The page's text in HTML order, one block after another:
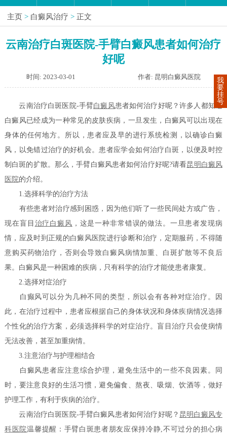
主页 > 白癜风治疗 > 正文
云南治疗白斑医院-手臂白癜风患者如何治疗
好呢
时间: 2023-03-01 作者: 昆明白癜风医院
云南治疗白斑医院-手臂白癜风患者如何治疗好呢？许多人都知道
白癜风已经成为一种常见的皮肤疾病，一旦发生，白癜风可以出现在
身体的任何地方。所以，患者应及早的进行系统检测，以确诊白癜
风，以免错过治疗的好机会。患者应学会如何治疗白斑，以便及时控
制白斑的扩散。那么，手臂白癜风患者如何治疗好呢?请看昆明白癜风
医院的介绍。
1.选择科学的治疗方法
有些患者对治疗感到困惑，因为他们听了一些民间处方或广告，
现在盲目 治疗白癜风 ，这是一种非常错误的做法。一旦患者发现病
情，应及时到正规的白癜风医院进行诊断和治疗，定期服药，不得随
意购买药物治疗，否则会导致白癜风病情加重、白斑扩散等不良后
果。白癜风是一种困难的疾病，只有科学的治疗才能使患者康复。
2.选择对症治疗
白癫风可以分为几种不同的类型，所以会有各种对症治疗。因
此，在治疗过程中，患者应根据自己的身体状况和身体疾病情况选择
个性化的治疗方案，必须选择科学的对症治疗。盲目治疗只会使病情
无法改善，甚至加重病情。
3.注意治疗与护理相结合
白癜风患者应注意综合护理，避免生活中的一些不良因素。同
时，要注意良好的生活习惯，避免偏食、熬夜、吸烟、饮酒等，做好
护理工作，有利于疾病的治疗。
云南治疗白斑医院-手臂白癜风患者如何治疗好呢？ 昆明白癜风专
科医院温馨提醒：手臂白斑患者朋友应保持冷静,不可过分的担心病
我
要
挂
号